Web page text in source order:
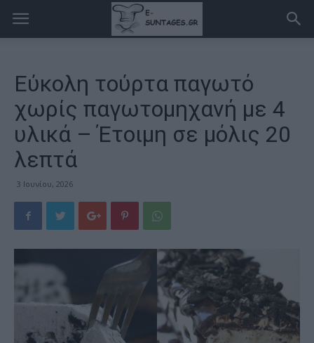
Εύκολη τούρτα παγωτό
χωρίς παγωτομηχανή με 4
υλικά – Έτοιμη σε μόλις 20
λεπτά
3 Ιουνίου, 2026